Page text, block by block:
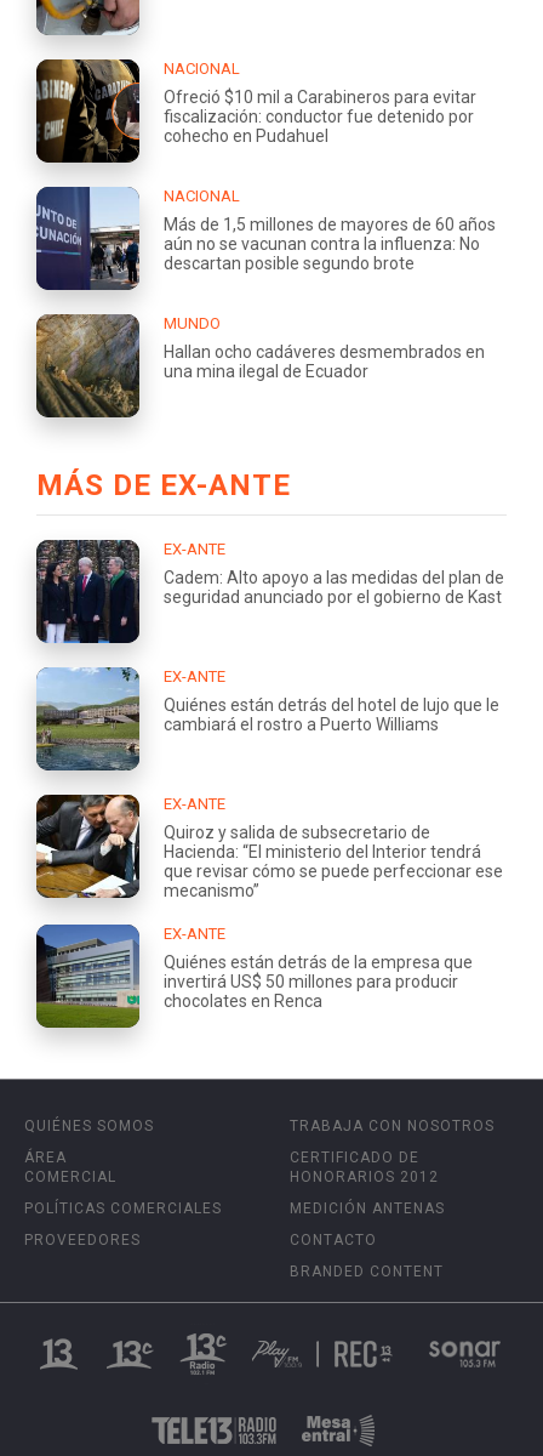
NACIONAL
Ofreció $10 mil a Carabineros para evitar
fiscalización: conductor fue detenido por
cohecho en Pudahuel
NACIONAL
Más de 1,5 millones de mayores de 60 años
aún no se vacunan contra la influenza: No
descartan posible segundo brote
MUNDO
Hallan ocho cadáveres desmembrados en
una mina ilegal de Ecuador
MÁS DE EX-ANTE
EX-ANTE
Cadem: Alto apoyo a las medidas del plan de
seguridad anunciado por el gobierno de Kast
EX-ANTE
Quiénes están detrás del hotel de lujo que le
cambiará el rostro a Puerto Williams
EX-ANTE
Quiroz y salida de subsecretario de
Hacienda: “El ministerio del Interior tendrá
que revisar cómo se puede perfeccionar ese
mecanismo”
EX-ANTE
Quiénes están detrás de la empresa que
invertirá US$ 50 millones para producir
chocolates en Renca
QUIÉNES SOMOS
ÁREA
COMERCIAL
POLÍTICAS COMERCIALES
PROVEEDORES
TRABAJA CON NOSOTROS
CERTIFICADO DE
HONORARIOS 2012
MEDICIÓN ANTENAS
CONTACTO
BRANDED CONTENT